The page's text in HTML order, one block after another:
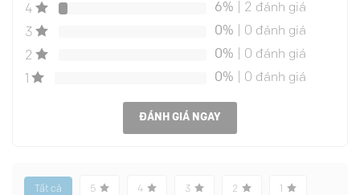
4
6% | 2 đánh giá
3
0% | 0 đánh giá
2
0% | 0 đánh giá
0% | 0 đánh giá
ĐÁNH GIÁ NGAY
Tất cả 5 4 3 2